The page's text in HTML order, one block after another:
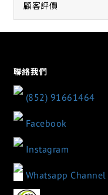
顧客評價
聯絡我們
(852) 91661464
Facebook
Instagram
Whatsapp Channel